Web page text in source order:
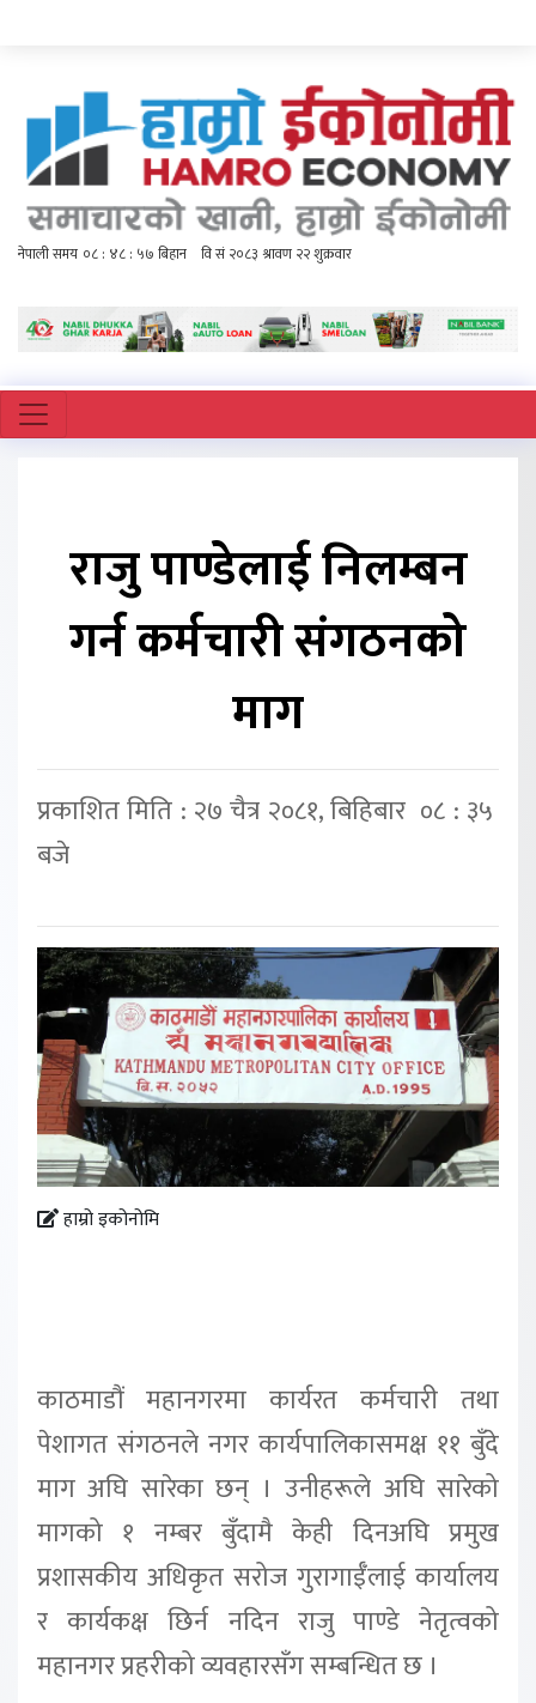
राजु पाण्डेलाई निलम्बन
गर्न कर्मचारी संगठनको
माग
प्रकाशित मिति : २७ चैत्र २०८१, बिहिबार ०८ : ३५
बजे
हाम्रो इकोनोमि
काठमाडौं महानगरमा कार्यरत कर्मचारी तथा
पेशागत संगठनले नगर कार्यपालिकासमक्ष ११ बुँदे
माग अघि सारेका छन् । उनीहरूले अघि सारेको
मागको १ नम्बर बुँदामै केही दिनअघि प्रमुख
प्रशासकीय अधिकृत सरोज गुरागाईँलाई कार्यालय
र कार्यकक्ष छिर्न नदिन राजु पाण्डे नेतृत्वको
महानगर प्रहरीको व्यवहारसँग सम्बन्धित छ ।